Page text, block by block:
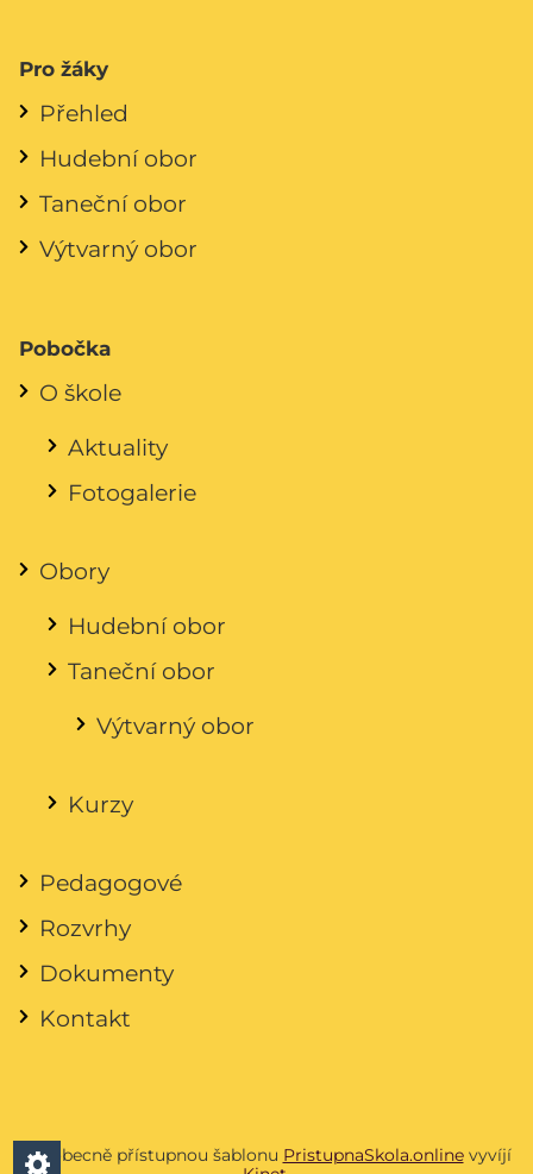
Pro žáky
Přehled
Hudební obor
Taneční obor
Výtvarný obor
Pobočka
O škole
Aktuality
Fotogalerie
Obory
Hudební obor
Taneční obor
Výtvarný obor
Kurzy
Pedagogové
Rozvrhy
Dokumenty
Kontakt
Všeobecně přístupnou šablonu PristupnaSkola.onlinevyvíjí